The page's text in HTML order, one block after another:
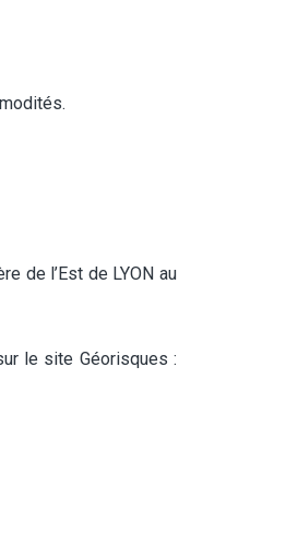
de l’Est de LYON au
le site Géorisques :